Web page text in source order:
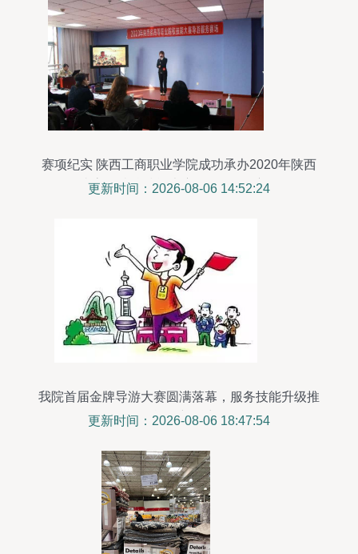
赛项纪实 陕西工商职业学院成功承办2020年陕西
省高职院校技能大赛“导游服务”赛项
更新时间：2026-08-06 14:52:24
我院首届金牌导游大赛圆满落幕，服务技能升级推
动旅游新篇章
更新时间：2026-08-06 18:47:54